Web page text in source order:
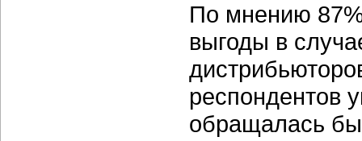
По мнению
выгоды в
респондентов
обращалась